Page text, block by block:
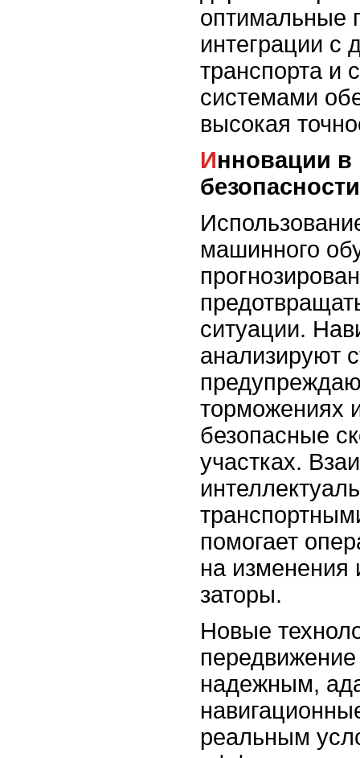
оптимальные
интеграции с
транспорта и
системами
высокая
Инновации в повышении
безопасности
машинного
ситуации.
анализируют
торможениях
безопасные
участках.
помогает
на изменения
заторы.
Новые
надежным,
реальным